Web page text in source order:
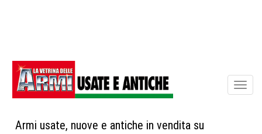
Armi usate, nuove e antiche in vendita su